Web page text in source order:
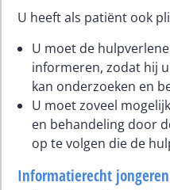
U heeft als patiënt ook
U moet de
informeren, zodat hij
kan onderzoeken en
U moet zoveel
en behandeling door
op te volgen die de
Informatierecht